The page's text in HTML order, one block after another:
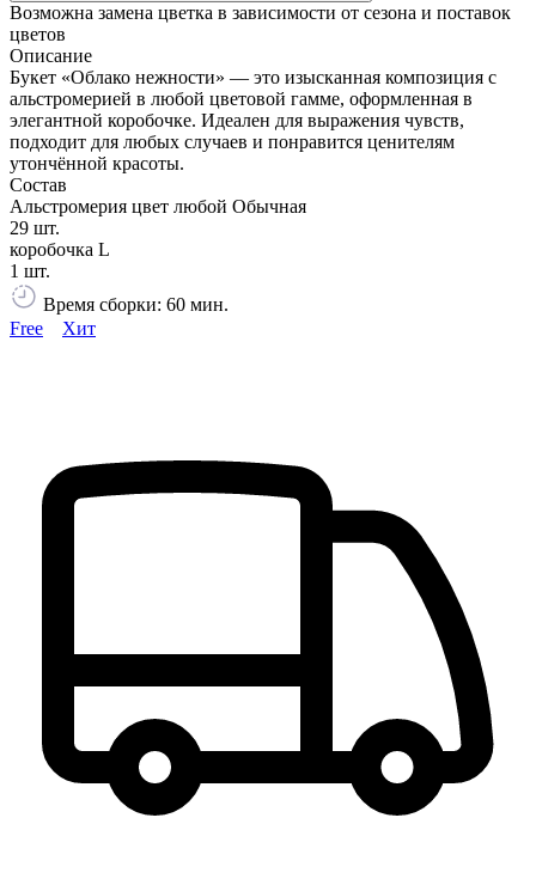
Возможна замена цветка в зависимости от сезона и поставок
цветов
Описание
Букет «Облако нежности» — это изысканная композиция с
альстромерией в любой цветовой гамме, оформленная в
элегантной коробочке. Идеален для выражения чувств,
подходит для любых случаев и понравится ценителям
утончённой красоты.
Состав
Альстромерия цвет любой Обычная
29 шт.
коробочка L
1 шт.
Время сборки: 60 мин.
Free
Хит